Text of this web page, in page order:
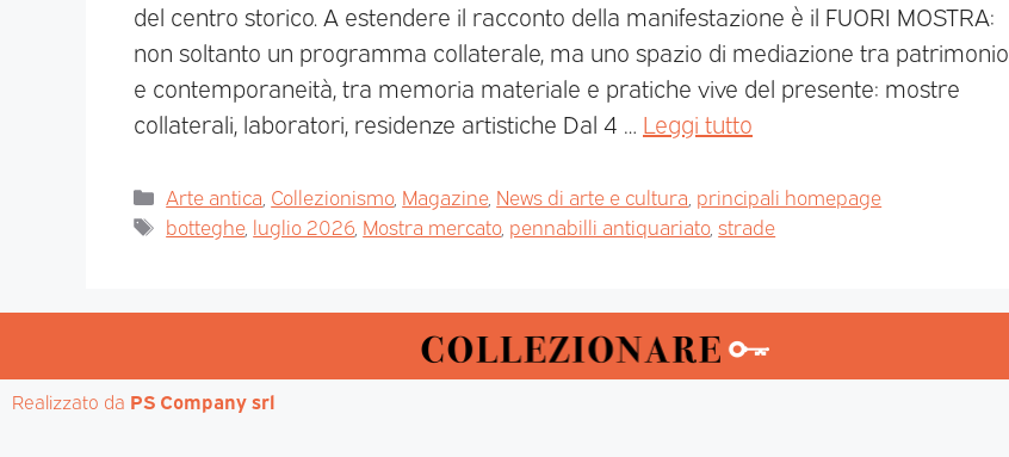
del centro storico. A estendere il racconto della manifestazione è il FUORI MOSTRA:
non soltanto un programma collaterale, ma uno spazio di mediazione tra patrimonio
e contemporaneità, tra memoria materiale e pratiche vive del presente: mostre
collaterali, laboratori, residenze artistiche Dal 4 … Leggi tutto
Arte antica Collezionismo, Magazine, News di arte e cultura principali homepage
botteghe, luglio 2026 Mostra mercato, pennabilli antiquariato,strade
Realizzato da PS Company srl